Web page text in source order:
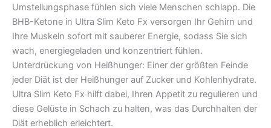
Umstellungsphase fühlen sich viele Menschen schlapp. Die
BHB-Ketone in Ultra Slim Keto Fx versorgen Ihr Gehirn und
Ihre Muskeln sofort mit sauberer Energie, sodass Sie sich
wach, energiegeladen und konzentriert fühlen.
Unterdrückung von Heißhunger: Einer der größten Feinde
jeder Diät ist der Heißhunger auf Zucker und Kohlenhydrate.
Ultra Slim Keto Fx hilft dabei, Ihren Appetit zu regulieren und
diese Gelüste in Schach zu halten, was das Durchhalten der
Diät erheblich erleichtert.